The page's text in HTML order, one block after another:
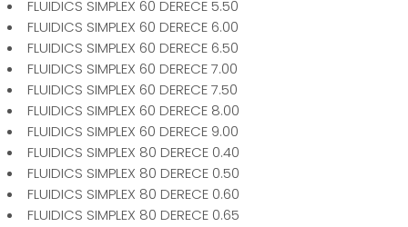
FLUIDICS SIMPLEX 60 DERECE 5.50
FLUIDICS SIMPLEX 60 DERECE 6.00
FLUIDICS SIMPLEX 60 DERECE 6.50
FLUIDICS SIMPLEX 60 DERECE 7.00
FLUIDICS SIMPLEX 60 DERECE 7.50
FLUIDICS SIMPLEX 60 DERECE 8.00
FLUIDICS SIMPLEX 60 DERECE 9.00
FLUIDICS SIMPLEX 80 DERECE 0.40
FLUIDICS SIMPLEX 80 DERECE 0.50
FLUIDICS SIMPLEX 80 DERECE 0.60
FLUIDICS SIMPLEX 80 DERECE 0.65